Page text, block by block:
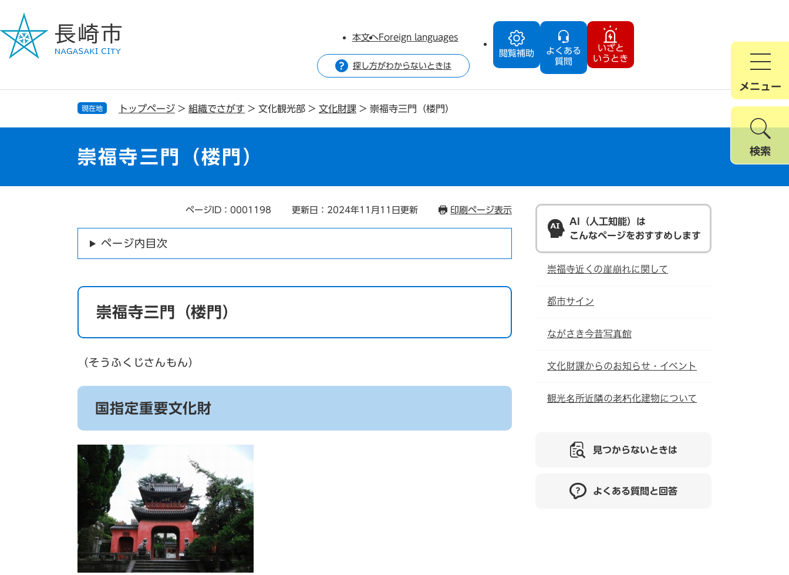
ジ
で
ュ
ば
閲覧補助
よくある
質問
いざと
いうとき
本文へForeign languages
探し方がわからないときは
メニュー
検索
現在地 トップページ > 組織でさがす > 文化観光部 > 文化財課 > 崇福寺三門（楼門）
崇福寺三門（楼門）
ページID：0001198 更新日：2024年11月11日更新 印刷ページ表示
ページ内目次
崇福寺三門（楼門）
（そうふくじさんもん）
国指定重要文化財
AI（人工知能）は
こんなページをおすすめします
崇福寺近くの崖崩れに関して
都市サイン
ながさき今昔写真館
文化財課からのお知らせ・イベント
観光名所近隣の老朽化建物について
見つからないときは
よくある質問と回答